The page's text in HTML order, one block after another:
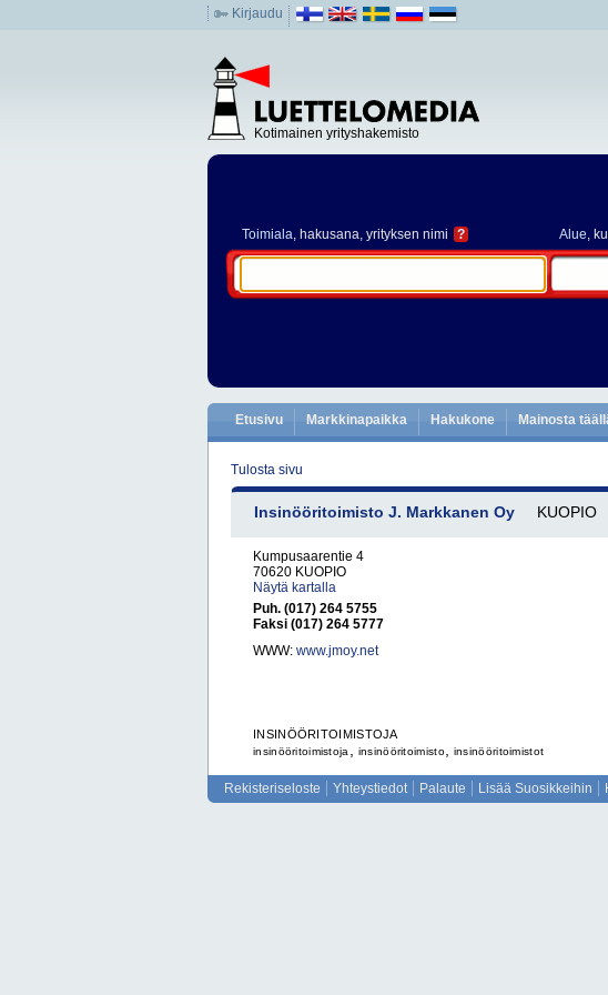
Kirjaudu
Kotimainen yrityshakemisto
Toimiala, hakusana, yrityksen nimi ? Alue,
Etusivu Markkinapaikka Hakukone Mainosta
Tulosta sivu
Insinööritoimisto J. Markkanen Oy KUOPIO
Kumpusaarentie 4
70620 KUOPIO
Näytä kartalla
Puh. (017) 264 5755
Faksi (017) 264 5777
WWW: www.jmoy.net
INSINÖÖRITOIMISTOJA
insinööritoimistoja insinööritoimisto, insinööritoimistot
Rekisteriseloste Yhteystiedot Palaute Lisää Suosikkeihin